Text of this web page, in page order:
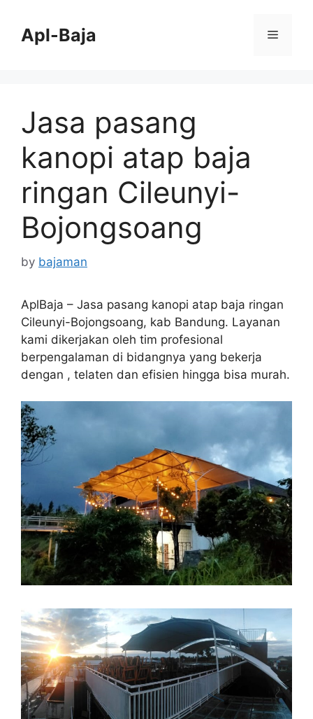
contentApl-Baja Menu
Jasa pasang
kanopi atap baja
ringan Cileunyi-
Bojongsoang
by bajaman
AplBaja – Jasa pasang kanopi atap baja ringan
Cileunyi-Bojongsoang, kab Bandung. Layanan
kami dikerjakan oleh tim profesional
berpengalaman di bidangnya yang bekerja
dengan , telaten dan efisien hingga bisa murah.